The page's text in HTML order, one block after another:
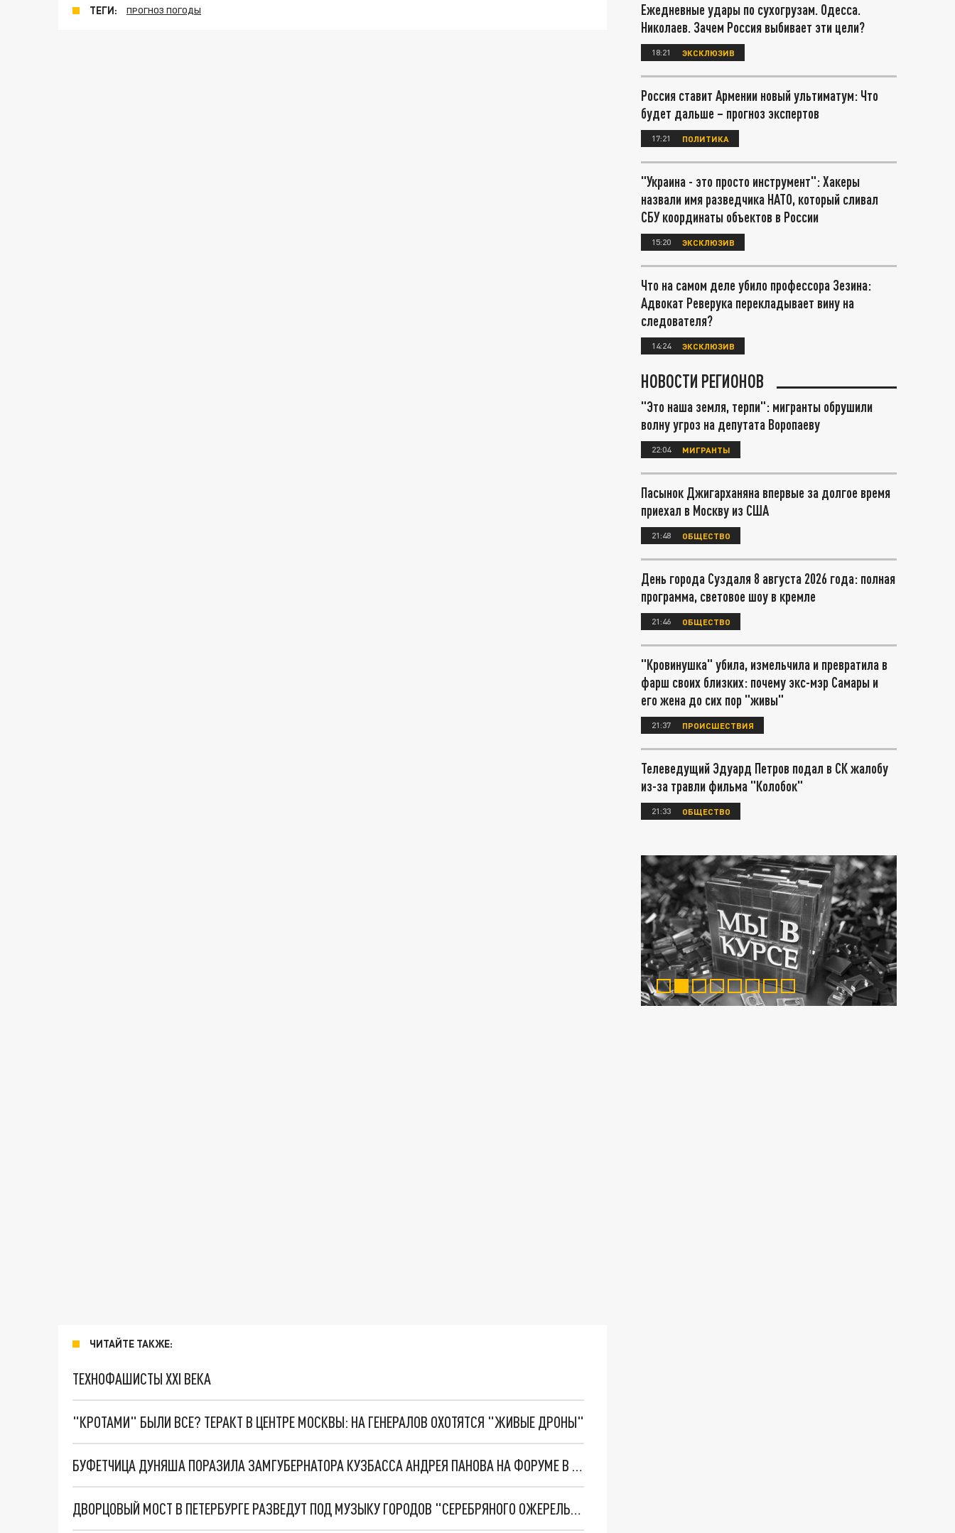
ТЕГИ: ПРОГНОЗ ПОГОДЫ
ЧИТАЙТЕ ТАКЖЕ:
ТЕХНОФАШИСТЫ XXI ВЕКА
"КРОТАМИ" БЫЛИ ВСЕ? ТЕРАКТ В ЦЕНТРЕ МОСКВЫ: НА ГЕНЕРАЛОВ ОХОТЯТСЯ "ЖИВЫЕ ДРОНЫ"
БУФЕТЧИЦА ДУНЯША ПОРАЗИЛА ЗАМГУБЕРНАТОРА КУЗБАССА АНДРЕЯ ПАНОВА НА ФОРУМЕ В САНКТ-ПЕТЕРБУРГЕ
ДВОРЦОВЫЙ МОСТ В ПЕТЕРБУРГЕ РАЗВЕДУТ ПОД МУЗЫКУ ГОРОДОВ "СЕРЕБРЯНОГО ОЖЕРЕЛЬЯ"
Ежедневные удары по сухогрузам. Одесса.
Николаев. Зачем Россия выбивает эти цели?
18:21 ЭКСКЛЮЗИВ
Россия ставит Армении новый ультиматум: Что
будет дальше – прогноз экспертов
17:21 ПОЛИТИКА
"Украина - это просто инструмент": Хакеры
назвали имя разведчика НАТО, который сливал
СБУ координаты объектов в России
15:20 ЭКСКЛЮЗИВ
Что на самом деле убило профессора Зезина:
Адвокат Реверука перекладывает вину на
следователя?
14:24 ЭКСКЛЮЗИВ
НОВОСТИ РЕГИОНОВ
"Это наша земля, терпи": мигранты обрушили
волну угроз на депутата Воропаеву
22:04 МИГРАНТЫ
Пасынок Джигарханяна впервые за долгое время
приехал в Москву из США
21:48 ОБЩЕСТВО
День города Суздаля 8 августа 2026 года: полная
программа, световое шоу в кремле
21:46 ОБЩЕСТВО
"Кровинушка" убила, измельчила и превратила в
фарш своих близких: почему экс-мэр Самары и
его жена до сих пор "живы"
21:37 ПРОИСШЕСТВИЯ
Телеведущий Эдуард Петров подал в СК жалобу
из-за травли фильма "Колобок"
21:33 ОБЩЕСТВО